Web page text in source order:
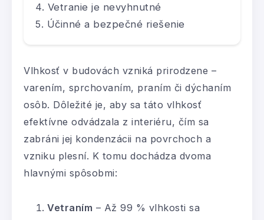
Vetranie je nevyhnutné
Účinné a bezpečné riešenie
Vlhkosť v budovách vzniká prirodzene –
varením, sprchovaním, praním či dýchaním
osôb. Dôležité je, aby sa táto vlhkosť
efektívne odvádzala z interiéru, čím sa
zabráni jej kondenzácii na povrchoch a
vzniku plesní. K tomu dochádza dvoma
hlavnými spôsobmi:
Vetraním – Až 99 % vlhkosti sa